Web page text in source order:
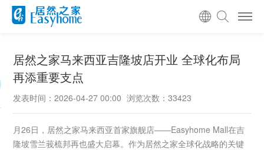
居然之家马来西亚吉隆坡店开业 全球化布局
再添重要支点
发表时间：2026-04-27 00:00 浏览次数：33423
月26日，居然之家马来西亚首家旗舰店——Easyhome Mall在吉
隆坡雪兰莪梳邦再也盛大启幕。作为居然之家全球化战略的关键